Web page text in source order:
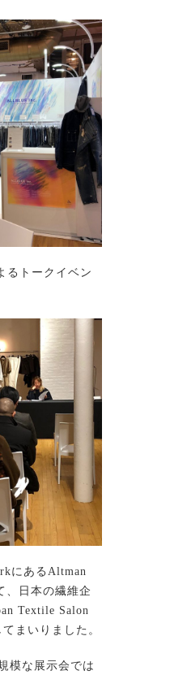
トークイベン
にあるAltman
、日本の繊維企
Textile Salon
まいりました。
模な展示会では